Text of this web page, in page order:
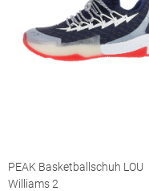
PEAK Basketballschuh LOU
Williams 2